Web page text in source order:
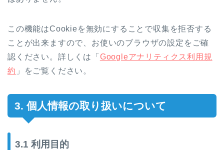
この機能はCookieを無効にすることで収集を拒否する
ことが出来ますので、お使いのブラウザの設定をご確
認ください。詳しくは「 Googleアナリティクス利用規
約 」をご覧ください。
3. 個人情報の取り扱いについて
3.1 利用目的